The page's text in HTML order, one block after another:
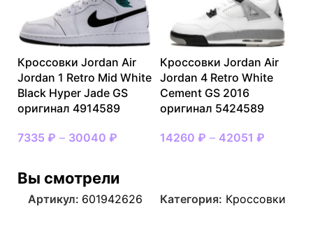
Кроссовки Jordan Air
Jordan 1 Retro Mid White
Black Hyper Jade GS
оригинал 4914589
7335 ₽ – 30040 ₽
Кроссовки Jordan Air
Jordan 4 Retro White
Cement GS 2016
оригинал 5424589
14260 ₽ – 42051 ₽
Вы смотрели
Артикул: 601942626 Категория: Кроссовки